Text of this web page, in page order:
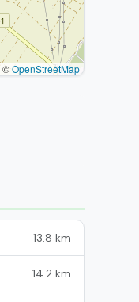
©OpenStreetMap
13.8 km
14.2 km